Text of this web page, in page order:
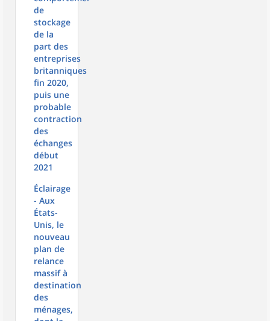
de
stockage
de la
part des
entreprises
britanniques
fin 2020,
puis une
probable
contraction
des
échanges
début
2021
Éclairage
- Aux
États-
Unis, le
nouveau
plan de
relance
massif à
destination
des
ménages,